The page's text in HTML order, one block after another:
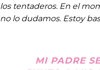
los tentaderos. En el
no lo dudamos. Estoy
MI PADRE